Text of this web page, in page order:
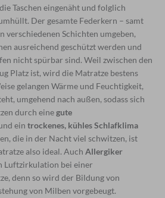
Taschen eingenäht und folglich
Der gesamte Federkern – samt
verschiedenen Schichten umgeben,
ausreichend geschützt werden und
nicht spürbar sind. Weil zwischen den
Platz ist, wird die Matratze bestens
gelangen Wärme und Feuchtigkeit,
umgehend nach außen, sodass sich
durch einegute
ein trockenes, kühles Schlafklima
die in der Nacht viel schwitzen, ist
also ideal. Auch Allergiker
Luftzirkulation bei einer
denn so wird der Bildung von
von Milben vorgebeugt.